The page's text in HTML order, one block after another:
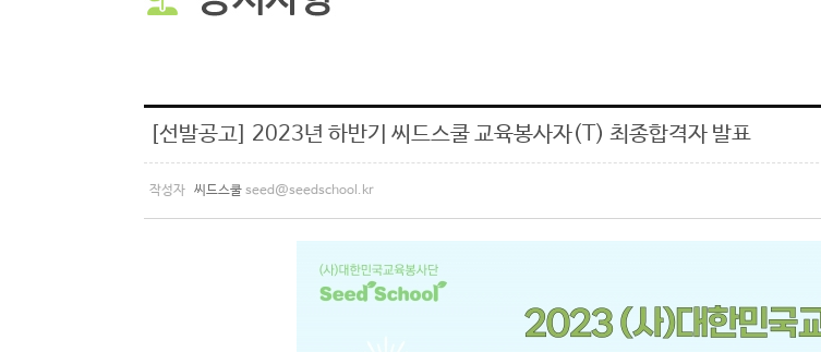
[선발공고] 2023년 하반기 씨드스쿨 교육봉사자(T) 최종합격자 발표
작성자 씨드스쿨 seed@seedschool.kr